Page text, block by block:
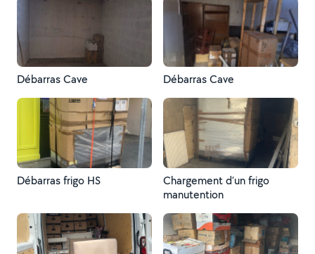
Débarras Cave Débarras Cave
Débarras frigo HS
Chargement d’un frigo
manutention